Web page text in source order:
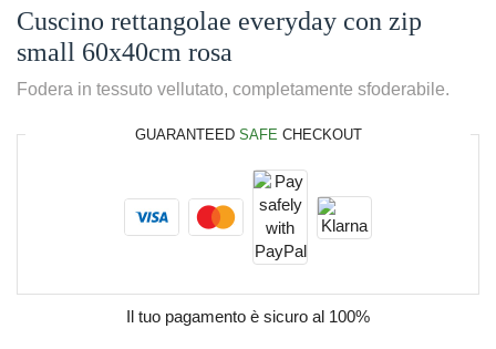
Cuscino rettangolae everyday con zip
small 60x40cm rosa
Fodera in tessuto vellutato, completamente sfoderabile.
GUARANTEED SAFE CHECKOUT
Il tuo pagamento è sicuro al 100%